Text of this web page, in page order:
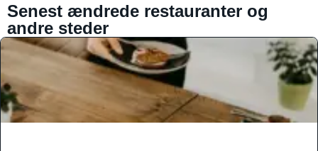
Senest ændrede restauranter og
andre steder